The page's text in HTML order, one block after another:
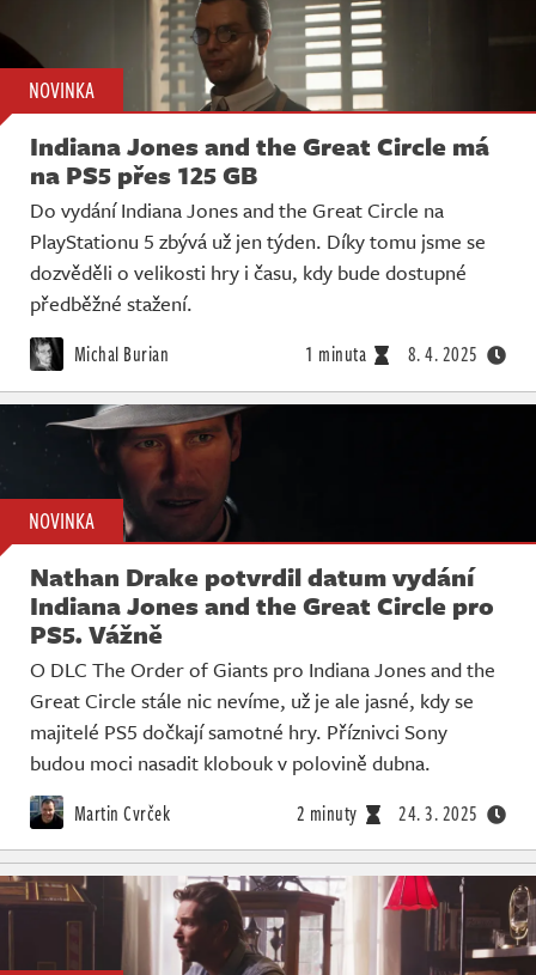
NOVINKA
Indiana Jones and the Great Circle má
na PS5 přes 125 GB
Do vydání Indiana Jones and the Great Circle na
PlayStationu 5 zbývá už jen týden. Díky tomu jsme se
dozvěděli o velikosti hry i času, kdy bude dostupné
předběžné stažení.
Michal Burian 1 minuta 8. 4. 2025
NOVINKA
Nathan Drake potvrdil datum vydání
Indiana Jones and the Great Circle pro
PS5. Vážně
O DLC The Order of Giants pro Indiana Jones and the
Great Circle stále nic nevíme, už je ale jasné, kdy se
majitelé PS5 dočkají samotné hry. Příznivci Sony
budou moci nasadit klobouk v polovině dubna.
Martin Cvrček 2 minuty 24. 3. 2025